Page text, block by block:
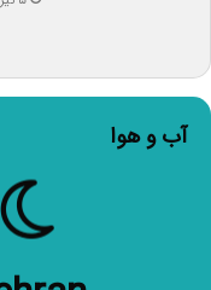
آب و هوا